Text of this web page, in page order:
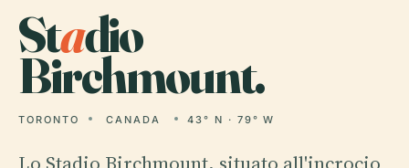
Stadio
Birchmount.
TORONTO CANADA 43° N · 79° W